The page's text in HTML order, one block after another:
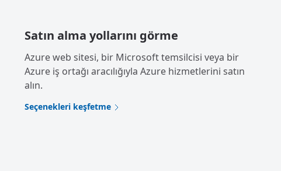
Satın alma yollarını görme
Azure web sitesi, bir Microsoft temsilcisi veya bir
Azure iş ortağı aracılığıyla Azure hizmetlerini satın
alın.
Seçenekleri keşfetme